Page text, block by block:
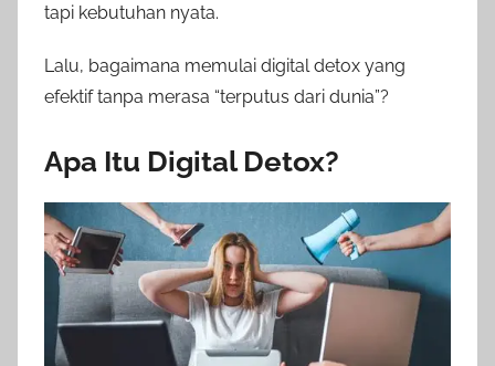
tapi kebutuhan nyata.
Lalu, bagaimana memulai digital detox yang
efektif tanpa merasa “terputus dari dunia”?
Apa Itu Digital Detox?